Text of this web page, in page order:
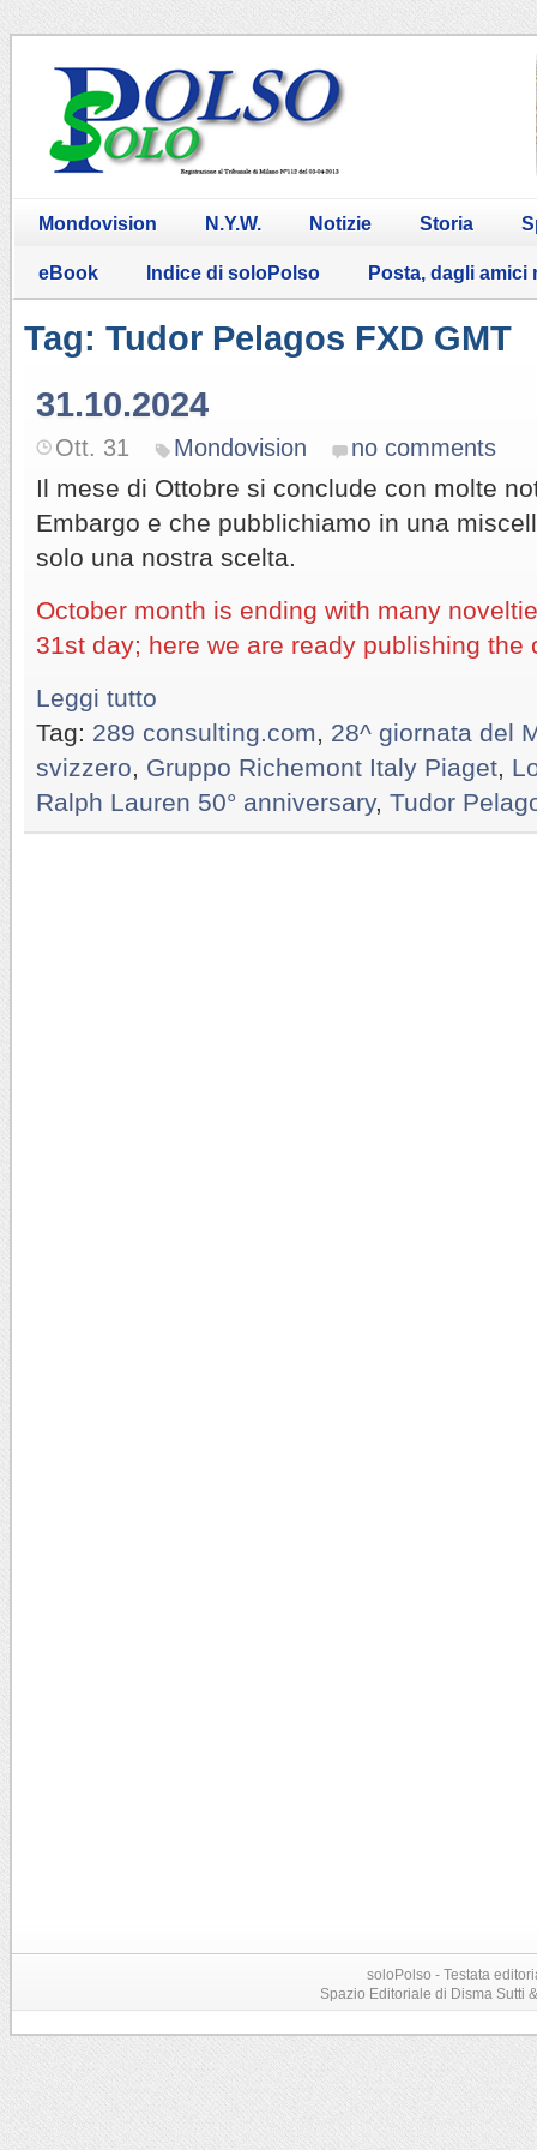
Mondovision N.Y.W. Notizie Storia
eBook Indice di soloPolso Posta, dagli amici
Tag: Tudor Pelagos FXD GMT
31.10.2024
Ott. 31 Mondovision no comments
Il mese di Ottobre si conclude con molte
Embargo e che pubblichiamo in una
solo una nostra scelta.
October month is ending with many
31st day; here we are ready publishing the
Leggi tutto
Tag: 289 consulting.com
28^ giornata del
svizzero
Gruppo Richemont Italy Piaget
Ralph Lauren 50° anniversary, Tudor
soloPolso - Testata
Spazio Editoriale di Disma Sutti